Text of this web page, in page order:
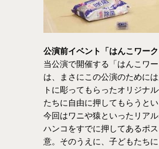
公演前イベント「はんこワーク
当公演で開催する「はんこワー
は、まさにこの公演のために
トに彫ってもらったオリジナ
たちに自由に押してもらうとい
今回はワニや猿といったリア
ハンコをすでに押してあるポ
意。そのうえに、子どもたち